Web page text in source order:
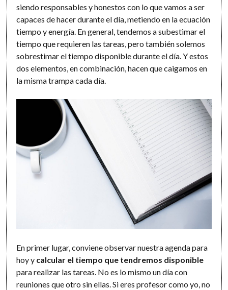
siendo responsables y honestos con lo que vamos a ser
capaces de hacer durante el día, metiendo en la ecuación
tiempo y energía. En general, tendemos a subestimar el
tiempo que requieren las tareas, pero también solemos
sobrestimar el tiempo disponible durante el día. Y estos
dos elementos, en combinación, hacen que caigamos en
la misma trampa cada día.
En primer lugar, conviene observar nuestra agenda para
hoy y calcular el tiempo que tendremos disponible
para realizar las tareas. No es lo mismo un día con
reuniones que otro sin ellas. Si eres profesor como yo, no